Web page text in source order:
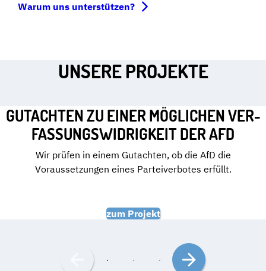
Warum uns unterstützen?
UNSERE PROJEKTE
GUTACHTEN ZU EINER MÖGLICHEN VER­
FAS­SUNGS­WI­DRIG­KEIT DER AFD
Wir prüfen in einem Gutachten, ob die AfD die
Voraussetzungen eines Parteiverbotes erfüllt.
zum Projekt
Nach
Nach